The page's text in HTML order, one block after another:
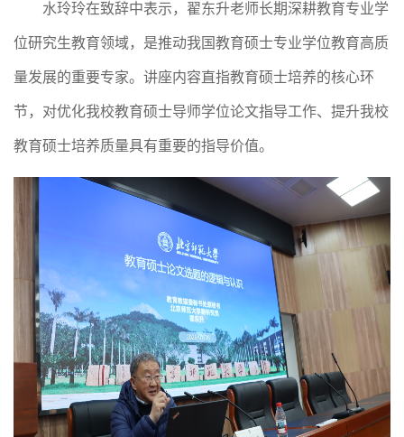
水玲玲在致辞中表示，翟东升老师长期深耕教育专业学
位研究生教育领域，是推动我国教育硕士专业学位教育高质
量发展的重要专家。讲座内容直指教育硕士培养的核心环
节，对优化我校教育硕士导师学位论文指导工作、提升我校
教育硕士培养质量具有重要的指导价值。